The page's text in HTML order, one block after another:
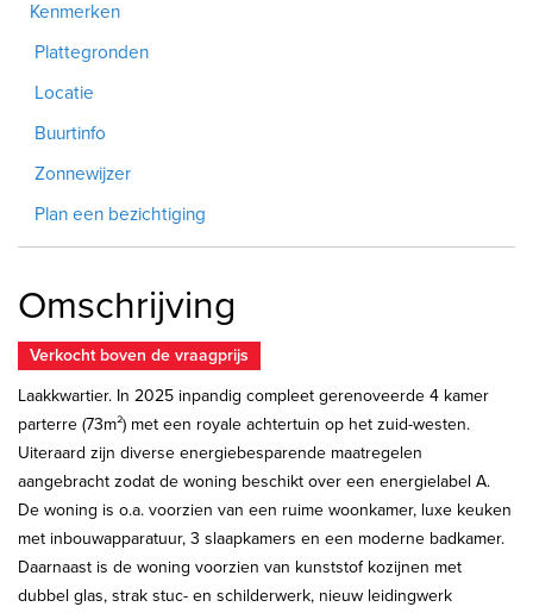
Kenmerken
Plattegronden
Locatie
Buurtinfo
Zonnewijzer
Plan een bezichtiging
Omschrijving
Verkocht boven de vraagprijs
Laakkwartier. In 2025 inpandig compleet gerenoveerde 4 kamer
parterre (73m²) met een royale achtertuin op het zuid-westen.
Uiteraard zijn diverse energiebesparende maatregelen
aangebracht zodat de woning beschikt over een energielabel A.
De woning is o.a. voorzien van een ruime woonkamer, luxe keuken
met inbouwapparatuur, 3 slaapkamers en een moderne badkamer.
Daarnaast is de woning voorzien van kunststof kozijnen met
dubbel glas, strak stuc- en schilderwerk, nieuw leidingwerk